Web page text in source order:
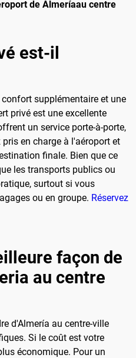
de Almeríaau centre
est-il
supplémentaire et une
privé est une excellente
un service porte-à-porte,
en charge à l'aéroport et
finale. Bien que ce
les transports publics ou
surtout si vous
ou en groupe. Réservez
façon de
au centre
d'Almería au centre-ville
Si le coût est votre
économique. Pour un